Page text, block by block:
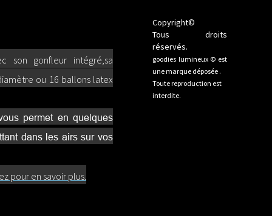
Copyright©
Tous droits
réservés.
goodies lumineux © est
une marque déposée .
Toute reproduction est
interdite.
gonfleur intégré,sa
ou 16 ballons latex
permet en quelques
dans les airs sur vos
pour en savoir plus.